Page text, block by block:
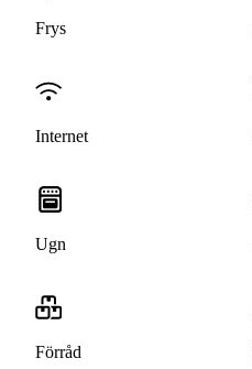
Frys
Internet
Ugn
Förråd